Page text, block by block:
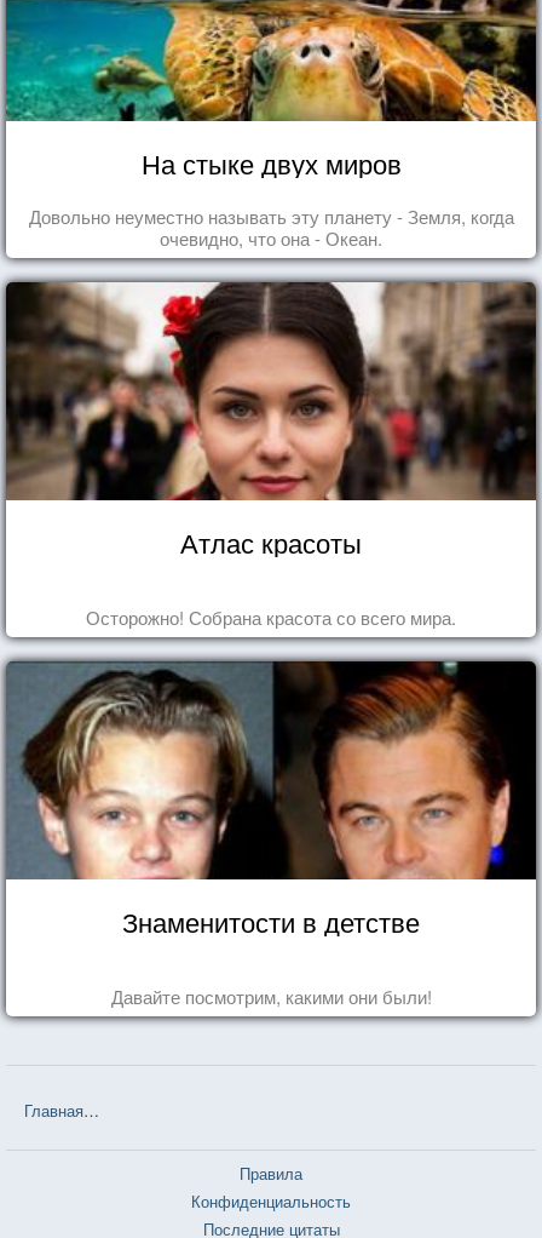
На стыке двух миров
Довольно неуместно называть эту планету - Земля, когда
очевидно, что она - Океан.
Атлас красоты
Осторожно! Собрана красота со всего мира.
Знаменитости в детстве
Давайте посмотрим, какими они были!
Главная
Правила
Конфиденциальность
Последние цитаты